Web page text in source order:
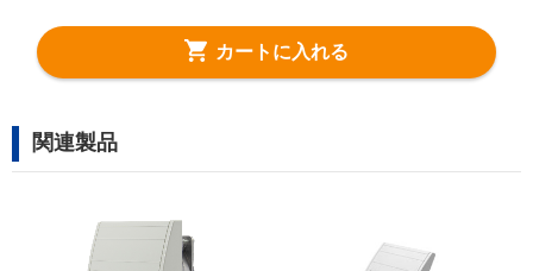
カートに入れる
関連製品